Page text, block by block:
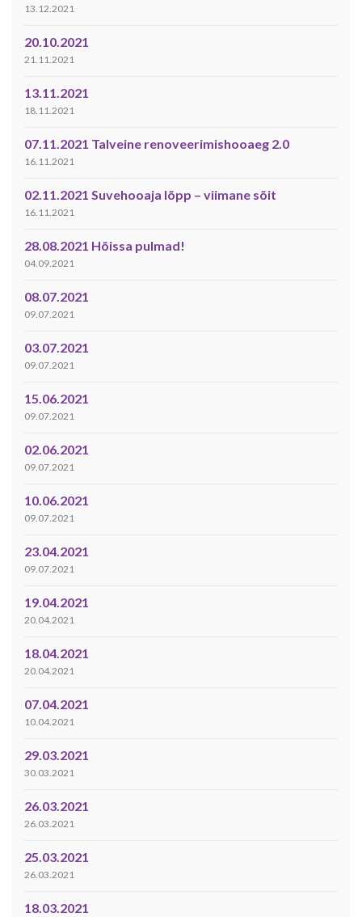
13.12.2021
20.10.2021
21.11.2021
13.11.2021
18.11.2021
07.11.2021 Talveine renoveerimishooaeg 2.0
16.11.2021
02.11.2021 Suvehooaja lõpp – viimane sõit
16.11.2021
28.08.2021 Hõissa pulmad!
04.09.2021
08.07.2021
09.07.2021
03.07.2021
09.07.2021
15.06.2021
09.07.2021
02.06.2021
09.07.2021
10.06.2021
09.07.2021
23.04.2021
09.07.2021
19.04.2021
20.04.2021
18.04.2021
20.04.2021
07.04.2021
10.04.2021
29.03.2021
30.03.2021
26.03.2021
26.03.2021
25.03.2021
26.03.2021
18.03.2021